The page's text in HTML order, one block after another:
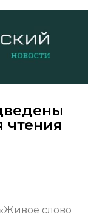
чтения
слово